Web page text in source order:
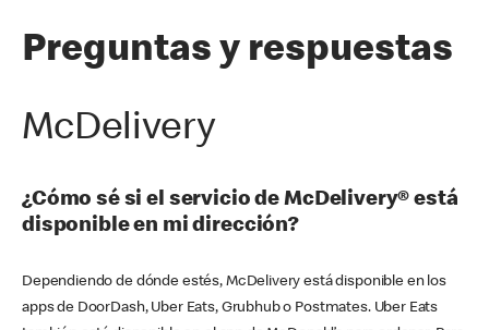
Preguntas y respuestas
McDelivery
¿Cómo sé si el servicio de McDelivery® está
disponible en mi dirección?
Dependiendo de dónde estés, McDelivery está disponible en los
apps de DoorDash, Uber Eats, Grubhub o Postmates. Uber Eats